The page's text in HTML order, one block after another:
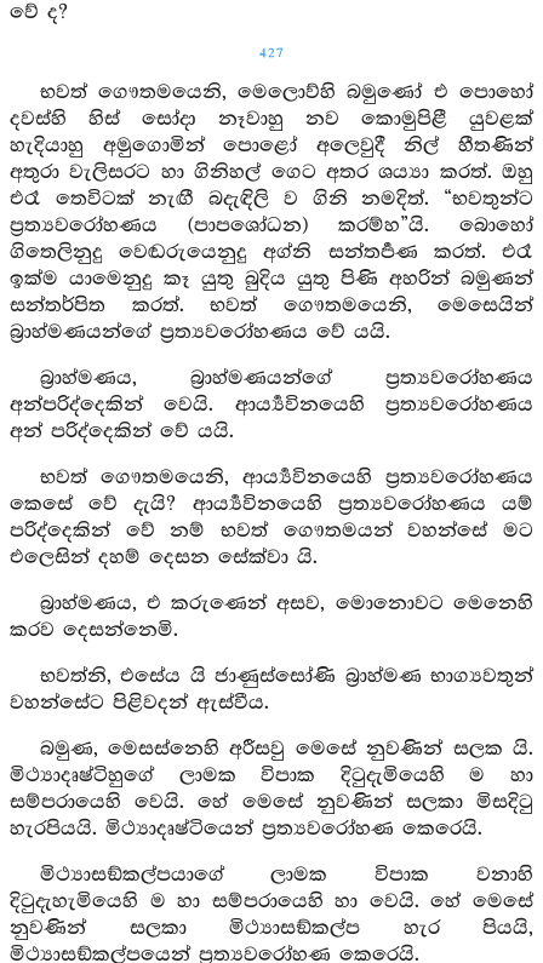
වේ ද?
427
භවත් ගෞතමයෙනි, මෙලොව්හි බමුණෝ එ පොහෝ
දවස්හි හිස් සෝදා නෑවාහු නව කොමුපිළී යුවළක්
හැදියාහු අමුගොමින් පොළෝ අලෙවුදී නිල් හීතණින්
අතුරා වැලිසරට හා ගිනිහල් ගෙට අතර ශය්‍යා කරත්. ඔහු
එරෑ තෙවිටක් නැඟී බදැඳිලි ව ගිනි නමදිත්. “භවතුන්ට
ප්‍රත්‍යවරෝහණය (පාපශෝධන) කරම්හ”යි. බොහෝ
ගිතෙලිනුදු වෙඬරුයෙනුදු අග්නි සන්තර්‍පණ කරත්. එරෑ
ඉක්ම යාමෙනුදු කෑ යුතු බුදිය යුතු පිණි අහරින් බමුණන්
සන්තර්පිත කරත්. භවත් ගෞතමයෙනි, මෙසෙයින්
බ්‍රාහ්මණයන්ගේ ප්‍රත්‍යවරෝහණය වේ යයි.
බ්‍රාහ්මණය, බ්‍රාහ්මණයන්ගේ ප්‍රත්‍යවරෝහණය
අන්පරිද්දෙකින් වෙයි. ආර්‍ය්‍යවිනයෙහි ප්‍රත්‍යවරෝහණය
අන් පරිද්දෙකින් වේ යයි.
භවත් ගෞතමයෙනි, ආර්‍ය්‍යවිනයෙහි ප්‍රත්‍යවරෝහණය
කෙසේ වේ දැයි? ආර්‍ය්‍යවිනයෙහි ප්‍රත්‍යවරෝහණය යම්
පරිද්දෙකින් වේ නම් භවත් ගෞතමයන් වහන්සේ මට
එලෙසින් දහම් දෙසන සේක්වා යි.
බ්‍රාහ්මණය, එ කරුණෙන් අසව, මොනොවට මෙනෙහි
කරව දෙසන්නෙමි.
භවත්නි, එසේය යි ජාණුස්සෝණි බ්‍රාහ්මණ භාග්‍යවතුන්
වහන්සේට පිළිවදන් ඇස්වීය.
බමුණ, මෙසස්නෙහි අරීසවු මෙසේ නුවණින් සලක යි.
මිථ්‍යාදෘෂ්ටිහුගේ ලාමක විපාක දිටුදැමියෙහි ම හා
සම්පරායෙහි වෙයි. හේ මෙසේ නුවණින් සලකා මිසදිටු
හැරපියයි. මිථ්‍යාදෘෂ්ටියෙන් ප්‍රත්‍යවරෝහණ කෙරෙයි.
මිථ්‍යාසඞ්කල්පයාගේ ලාමක විපාක වනාහි
දිටුදැහැමියෙහි ම හා සම්පරායෙහි හා වෙයි. හේ මෙසේ
නුවණින් සලකා මිථ්‍යාසඞ්කල්ප හැර පියයි,
මිථ්‍යාසඞ්කල්පයෙන් ප්‍රත්‍යවරෝහණ කෙරෙයි.